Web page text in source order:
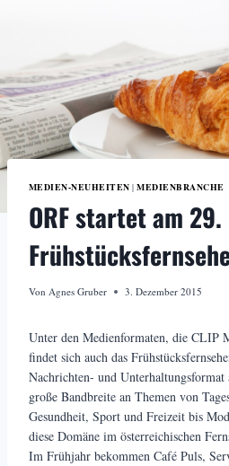
MEDIEN-NEUHEITEN |MEDIENBRANCHE
ORF startet am
Von Agnes Gruber 3. Dezember 2015
Unter den Medienformaten, die CLIP
findet sich auch das
Nachrichten- und Unterhaltungsformat
große Bandbreite an Themen von
Gesundheit, Sport und Freizeit bis
diese Domäne im österreichischen
Im Frühjahr bekommen Café Puls,